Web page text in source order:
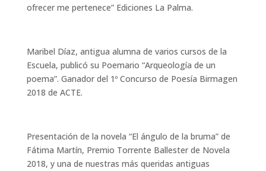
ofrecer me pertenece” Ediciones La Palma.
Maribel Díaz, antigua alumna de varios cursos de la
Escuela, publicó su Poemario “Arqueología de un
poema”. Ganador del 1º Concurso de Poesía Birmagen
2018 de ACTE.
Presentación de la novela “El ángulo de la bruma” de
Fátima Martín, Premio Torrente Ballester de Novela
2018, y una de nuestras más queridas antiguas